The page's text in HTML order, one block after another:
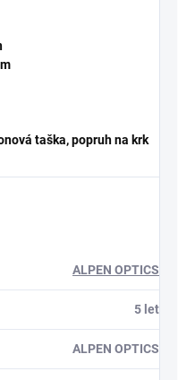
taška, popruh na krk
ALPEN OPTICS
5 let
ALPEN OPTICS